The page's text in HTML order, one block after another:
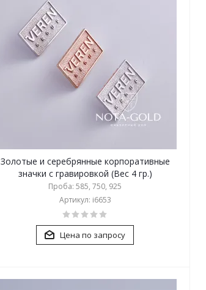
Золотые и серебрянные корпоративные
значки с гравировкой (Вес 4 гр.)
Проба: 585, 750, 925
Артикул: i6653
Цена по запросу